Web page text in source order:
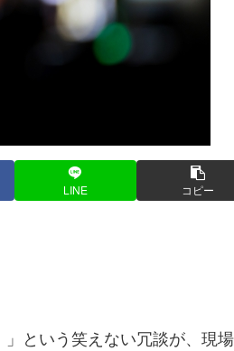
LINE コピー
という笑えない冗談が、現